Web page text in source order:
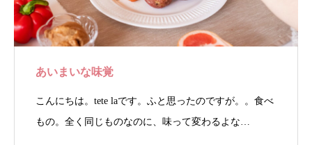
あいまいな味覚
こんにちは。tete laです。ふと思ったのですが。。食べ
もの。全く同じものなのに、味って変わるよな…